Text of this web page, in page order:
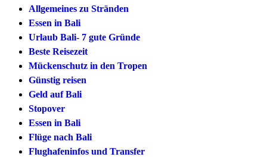
Allgemeines zu Stränden
Essen in Bali
Urlaub Bali- 7 gute Gründe
Beste Reisezeit
Mückenschutz in den Tropen
Günstig reisen
Geld auf Bali
Stopover
Essen in Bali
Flüge nach Bali
Flughafeninfos und Transfer